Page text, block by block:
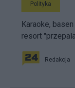
Polityka
Karaoke,
resort
Redakcja